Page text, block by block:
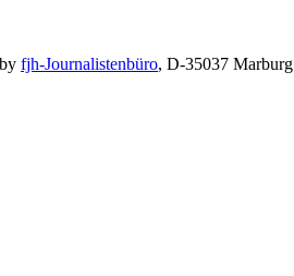
fjh-Journalistenbüro, D-35037 Marburg